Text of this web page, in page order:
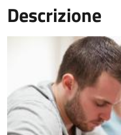
Descrizione